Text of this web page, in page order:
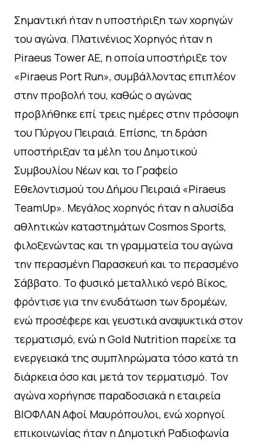
Σημαντική ήταν η υποστήριξη των χορηγών
του αγώνα. Πλατινένιος Χορηγός ήταν η
Piraeus Tower AE, η οποία υποστήριξε τον
«Piraeus Port Run», συμβάλλοντας επιπλέον
στην προβολή του, καθώς ο αγώνας
προβλήθηκε επί τρεις ημέρες στην πρόσοψη
του Πύργου Πειραιά. Επίσης, τη δράση
υποστήριξαν τα μέλη του Δημοτικού
Συμβουλίου Νέων και το Γραφείο
Εθελοντισμού του Δήμου Πειραιά «Piraeus
TeamUp». Μεγάλος χορηγός ήταν η αλυσίδα
αθλητικών καταστημάτων Cosmos Sports,
φιλοξενώντας και τη γραμματεία του αγώνα
την περασμένη Παρασκευή και το περασμένο
Σάββατο. Το φυσικό μεταλλικό νερό Βίκος,
φρόντισε για την ενυδάτωση των δρομέων,
ενώ προσέφερε και γευστικά αναψυκτικά στον
τερματισμό, ενώ η Gold Nutrition παρείχε τα
ενεργειακά της συμπληρώματα τόσο κατά τη
διάρκεια όσο και μετά τον τερματισμό. Τον
αγώνα χορήγησε παραδοσιακά η εταιρεία
ΒΙΟΦΛΑΝ Αφοί Μαυρόπουλοι, ενώ χορηγοί
επικοινωνίας ήταν η Δημοτική Ραδιοφωνία